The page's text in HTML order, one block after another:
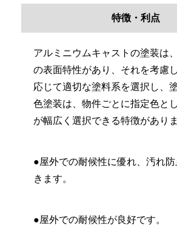
特徴・利点
アルミニウムキャストの塗装は
の表面特性があり、それを考慮
応じて適切な塗料系を選択し、
色塗装は、物件ごとに指定色と
が幅広く選択できる特徴がありま
●屋外での耐候性に優れ、汚れ
きます。
●屋外での耐候性が良好です。